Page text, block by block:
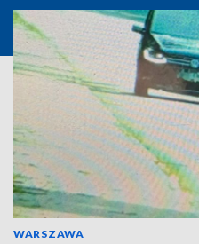
WARSZAWA